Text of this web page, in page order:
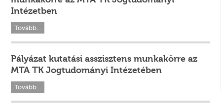
Intézetben
Tovább...
Pályázat kutatási asszisztens munkakörre az
MTA TK Jogtudományi Intézetében
Tovább...